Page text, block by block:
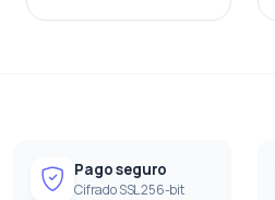
Pago seguro
Cifrado SSL 256-bit